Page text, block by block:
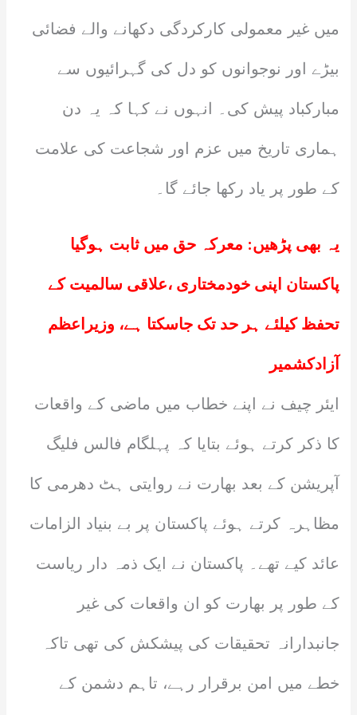
میں غیر معمولی کارکردگی دکھانے والے فضائی
بیڑے اور نوجوانوں کو دل کی گہرائیوں سے
مبارکباد پیش کی۔ انہوں نے کہا کہ یہ دن
ہماری تاریخ میں عزم اور شجاعت کی علامت
کے طور پر یاد رکھا جائے گا۔
یہ بھی پڑھیں: معرکہ حق میں ثابت ہوگیا
پاکستان اپنی خودمختاری ،علاقی سالمیت کے
تحفظ کیلئے ہر حد تک جاسکتا ہے، وزیراعظم
آزادکشمیر
ایئر چیف نے اپنے خطاب میں ماضی کے واقعات
کا ذکر کرتے ہوئے بتایا کہ پہلگام فالس فلیگ
آپریشن کے بعد بھارت نے روایتی ہٹ دھرمی کا
مظاہرہ کرتے ہوئے پاکستان پر بے بنیاد الزامات
عائد کیے تھے۔ پاکستان نے ایک ذمہ دار ریاست
کے طور پر بھارت کو ان واقعات کی غیر
جانبدارانہ تحقیقات کی پیشکش کی تھی تاکہ
خطے میں امن برقرار رہے، تاہم دشمن کے